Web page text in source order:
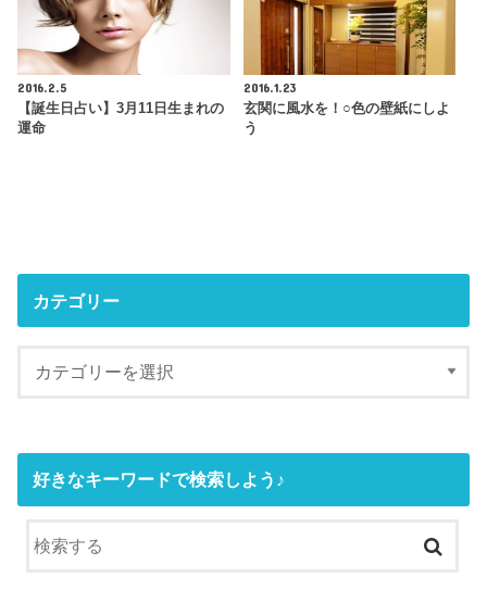
2016.2.5
【誕生日占い】3月11日生まれの
運命
2016.1.23
玄関に風水を！○色の壁紙にしよ
う
カテゴリー
好きなキーワードで検索しよう♪